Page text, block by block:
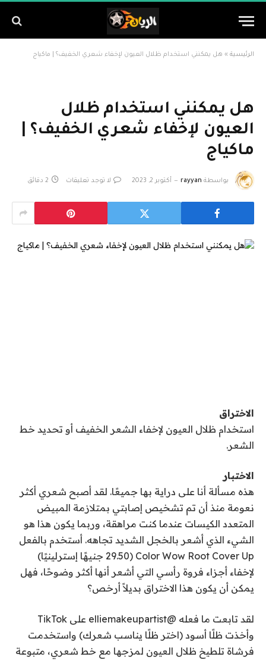
الرئيسية » هل يمكنني استخدام ظلال العيون لإخفاء شعري الخفيف؟ | ماكياج
هل يمكنني استخدام ظلال
العيون لإخفاء شعري الخفيف؟ |
ماكياج
بواسطة rayyan أكتوبر 2, 2023 لا توجد تعليقات 2 دقائق
الاختراق
استخدام ظلال العيون لإخفاء الشعر الخفيف أو تحديد خط
الشعر.
الاختبار
هذه مسألة أنا على دراية بها جميعًا. لقد أصبح شعري أكثر
نعومة منذ أن تم تشخيص إصابتي بمتلازمة المبيض
المتعدد الكيسات عندما كنت مراهقة، وربما يكون هذا هو
الشيء الذي أشعر بالخجل الشديد تجاهه. أستخدم بالفعل
Color Wow Root Cover Up (29.50 جنيهًا إسترلينيًا)
لإخفاء أجزاء فروة رأسي التي أشعر أنها أكثر وضوحًا، فهل
يمكن أن يكون هذا الاختراق بديلاً أرخص؟
لقد تابعت ما فعله @elliemakeupartist على TikTok
وأخذت ظلًا أسود (اختر ظلًا يناسب شعرك) واستخدمت
فرشاة تلطيخ ظلال العيون لمزجها مع خط شعري، متبوعة